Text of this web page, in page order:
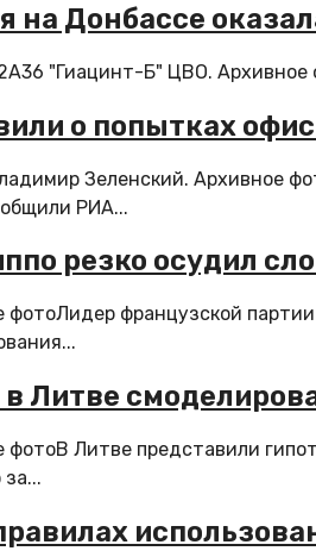
на Донбассе
"Гиацинт-Б" ЦВО.
о попытках
Зеленский. Архивное
РИА...
резко осудил
французской
в Литве
Литве представили